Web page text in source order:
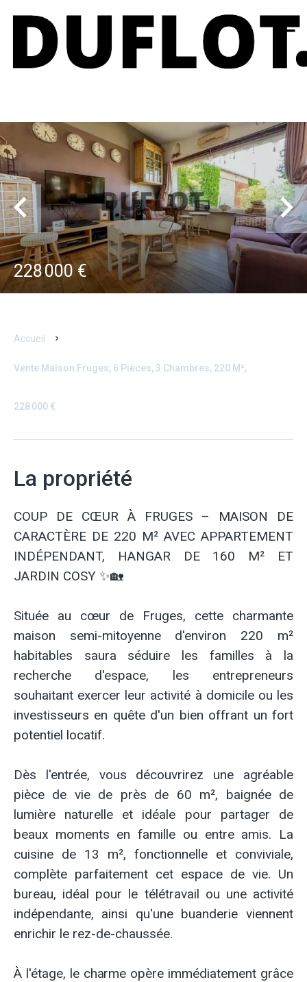
228 000 €
Accueil
Vente Maison Fruges, 6 Pièces, 3 Chambres, 220 M²,
228 000 €
La propriété
COUP DE CŒUR À FRUGES – MAISON DE
CARACTÈRE DE 220 M² AVEC APPARTEMENT
INDÉPENDANT, HANGAR DE 160 M² ET
JARDIN COSY ✨🏡
Située au cœur de Fruges, cette charmante
maison semi-mitoyenne d'environ 220 m²
habitables saura séduire les familles à la
recherche d'espace, les entrepreneurs
souhaitant exercer leur activité à domicile ou les
investisseurs en quête d'un bien offrant un fort
potentiel locatif.
Dès l'entrée, vous découvrirez une agréable
pièce de vie de près de 60 m², baignée de
lumière naturelle et idéale pour partager de
beaux moments en famille ou entre amis. La
cuisine de 13 m², fonctionnelle et conviviale,
complète parfaitement cet espace de vie. Un
bureau, idéal pour le télétravail ou une activité
indépendante, ainsi qu'une buanderie viennent
enrichir le rez-de-chaussée.
À l'étage, le charme opère immédiatement grâce